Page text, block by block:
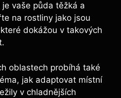
vaše půda těžká a
na rostliny jako jsou
dokážou v takových
oblastech probíhá také
jak adaptovat místní
v chladnějších